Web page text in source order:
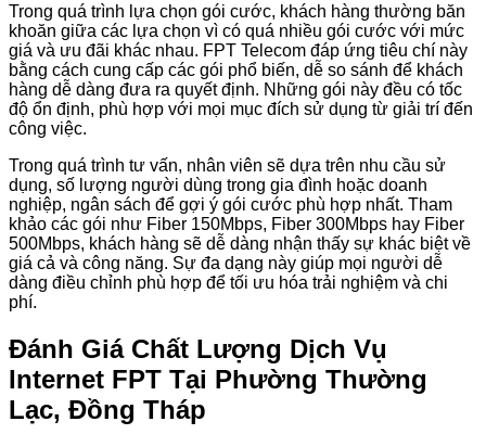
Trong quá trình lựa chọn gói cước, khách hàng thường băn
khoăn giữa các lựa chọn vì có quá nhiều gói cước với mức
giá và ưu đãi khác nhau. FPT Telecom đáp ứng tiêu chí này
bằng cách cung cấp các gói phổ biến, dễ so sánh để khách
hàng dễ dàng đưa ra quyết định. Những gói này đều có tốc
độ ổn định, phù hợp với mọi mục đích sử dụng từ giải trí đến
công việc.
Trong quá trình tư vấn, nhân viên sẽ dựa trên nhu cầu sử
dụng, số lượng người dùng trong gia đình hoặc doanh
nghiệp, ngân sách để gợi ý gói cước phù hợp nhất. Tham
khảo các gói như Fiber 150Mbps, Fiber 300Mbps hay Fiber
500Mbps, khách hàng sẽ dễ dàng nhận thấy sự khác biệt về
giá cả và công năng. Sự đa dạng này giúp mọi người dễ
dàng điều chỉnh phù hợp để tối ưu hóa trải nghiệm và chi
phí.
Đánh Giá Chất Lượng Dịch Vụ
Internet FPT Tại Phường Thường
Lạc, Đồng Tháp